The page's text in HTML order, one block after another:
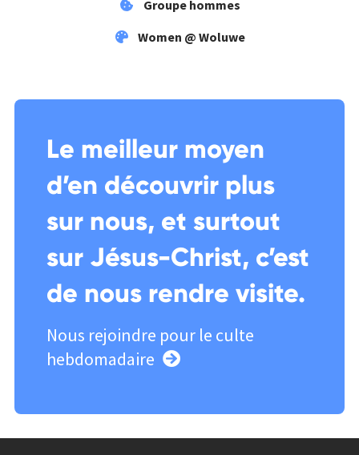
Groupe hommes
Women @ Woluwe
Le meilleur moyen
d’en découvrir plus
sur nous, et surtout
sur Jésus-Christ, c’est
de nous rendre visite.
Nous rejoindre pour le culte
hebdomadaire